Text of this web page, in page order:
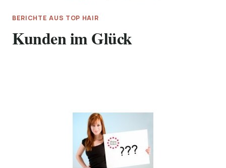
BERICHTE AUS TOP HAIR
Kunden im Glück